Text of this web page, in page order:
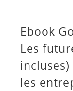
Ebook
Les
les